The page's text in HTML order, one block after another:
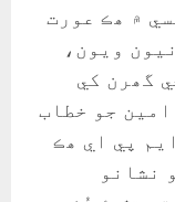
۾ ھڪ عورت
ويون،
گھرن کي
جو خطاب
پي اي ھڪ
نشانو